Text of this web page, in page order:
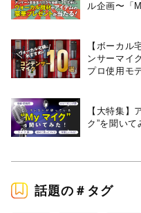
ル企画〜「
【ボーカル
ンサーマイ
プロ使用モ
【大特集】
ク”を聞いて
話題の＃タグ